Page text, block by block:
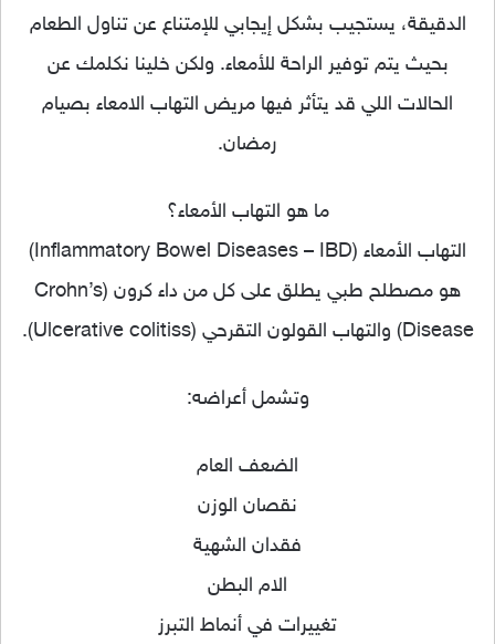
الدقيقة، يستجيب بشكل إيجابي للإمتناع عن تناول الطعام
بحيث يتم توفير الراحة للأمعاء. ولكن خلينا نكلمك عن
الحالات اللي قد يتأثر فيها مريض التهاب الامعاء بصيام
رمضان.
ما هو التهاب الأمعاء؟
التهاب الأمعاء (Inflammatory Bowel Diseases – IBD)
هو مصطلح طبي يطلق على كل من داء كرون (Crohn’s
Disease) والتهاب القولون التقرحي (Ulcerative colitiss).
وتشمل أعراضه:
الضعف العام
نقصان الوزن
فقدان الشهية
الام البطن
تغييرات في أنماط التبرز